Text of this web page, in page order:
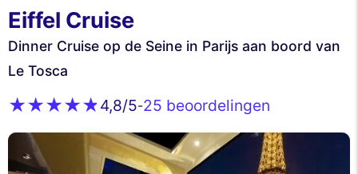
Eiffel Cruise
Dinner Cruise op de Seine in Parijs aan boord van
Le Tosca
4,8/5-25 beoordelingen